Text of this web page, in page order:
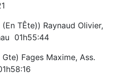
TÊte)) Raynaud Olivier,
01h55:44
Fages Maxime, Ass.